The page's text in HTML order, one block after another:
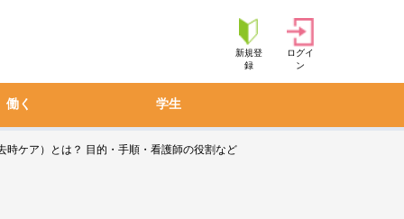
新規登
録
ログイ
ン
働く 学生
時ケア）とは？ 目的・手順・看護師の役割など